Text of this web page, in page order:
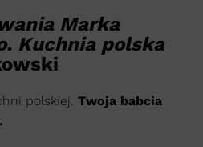
Marka
Kuchnia polska
polskiej. Twoja babcia